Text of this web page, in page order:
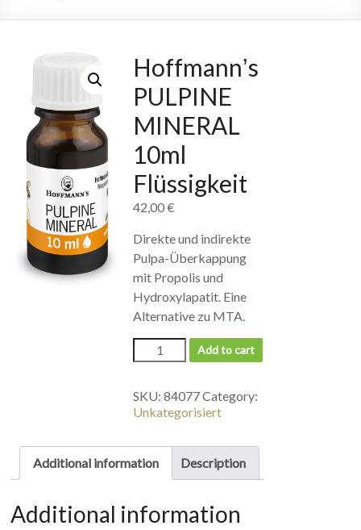
Hoffmannʼs
PULPINE
MINERAL
10ml
Flüssigkeit
42,00€
Direkte und indirekte
Pulpa-Überkappung
mit Propolis und
Hydroxylapatit. Eine
Alternative zu MTA.
Add to cart
SKU:84077Category:
Unkategorisiert
Additional information Description
Additional information